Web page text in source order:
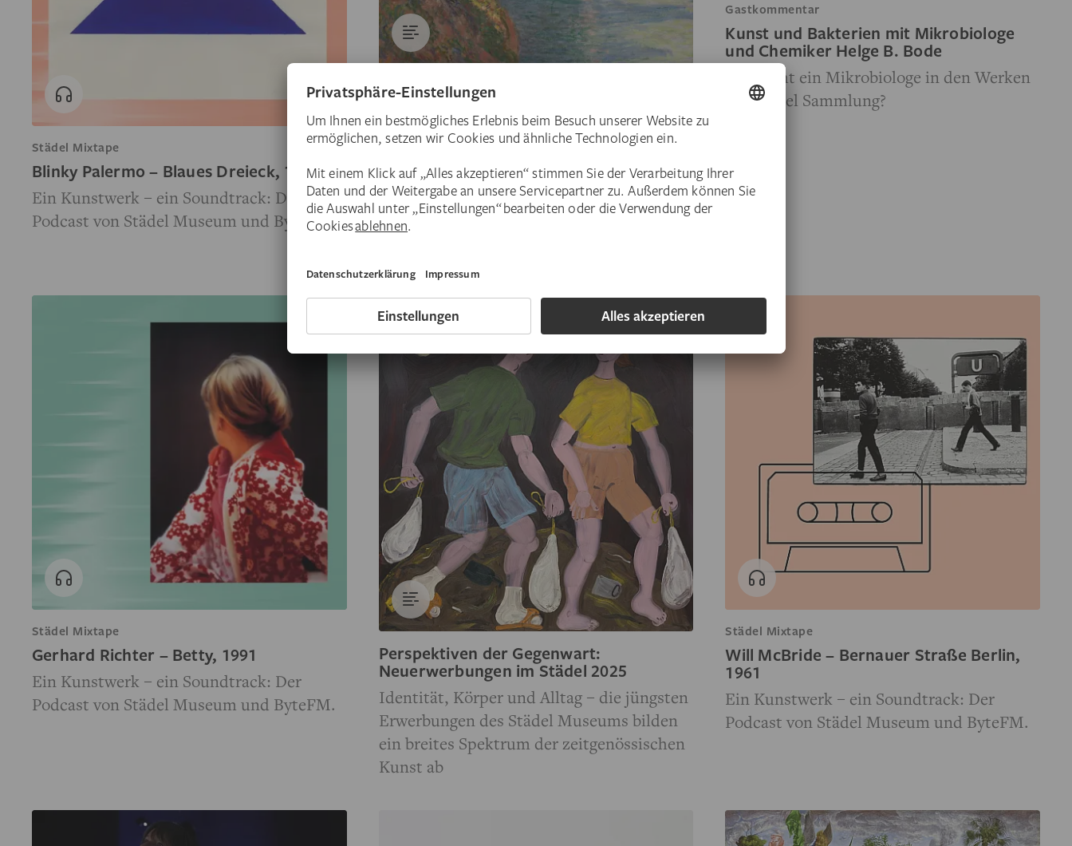
Städel Mixtape
Blinky Palermo – Blaues Dreieck, 1969
Ein Kunstwerk – ein Soundtrack: Der
Podcast von Städel Museum und ByteFM.
Die neuen Ausstellungen im Städel
Highlights 2026
Von der Entdeckung eines Fischerdorfs an
Zeitgenossen über surreale Erfahrungen
mit Elmgreen & Dragset bis zu Maria
Magdalenas vielen Gesichtern: Unser
Gastkommentar
Kunst und Bakterien mit Mikrobiologe
und Chemiker Helge B. Bode
Was sieht ein Mikrobiologe in den Werken
der Städel Sammlung?
Städel Mixtape
Gerhard Richter – Betty, 1991
Ein Kunstwerk – ein Soundtrack: Der
Podcast von Städel Museum und ByteFM.
Perspektiven der Gegenwart:
Neuerwerbungen im Städel 2025
Identität, Körper und Alltag – die jüngsten
Erwerbungen des Städel Museums bilden
ein breites Spektrum der zeitgenössischen
Kunst ab
Städel Mixtape
Will McBride – Bernauer Straße Berlin,
1961
Ein Kunstwerk – ein Soundtrack: Der
Podcast von Städel Museum und ByteFM.